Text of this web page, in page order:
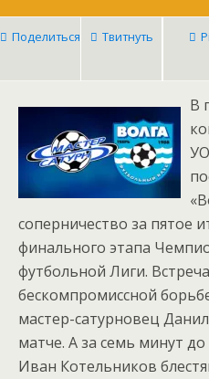
Поделиться Твитнуть
В
соперничество за пятое
финального этапа
футбольной Лиги.
бескомпромиссной
мастер-сатурновец
матче. А за семь минут
Иван Котельников